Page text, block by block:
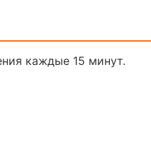
каждые 15 минут.